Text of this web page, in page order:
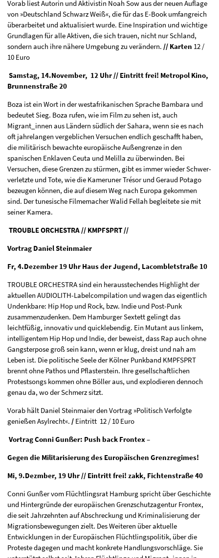
Vorab liest Autorin und Aktivistin Noah Sow aus der neuen Auflage
von »Deutschland Schwarz Weiß«, die für das E-Book umfangreich
überarbeitet und aktualisiert wurde. Eine Inspiration und wichtige
Grundlagen für alle Akti­ven, die sich trauen, nicht nur Schland,
sondern auch ihre nähere Umgebung zu verändern. // Karten 12 /
10 Euro
Samstag, 14.November, 12 Uhr // Eintritt frei! Metropol Kino,
Brunnenstraße 20
Boza ist ein Wort in der westafrikanischen Sprache Bambara und
bedeutet Sieg. Boza rufen, wie im Film zu sehen ist, auch
Migrant_innen aus Län­dern südlich der Sahara, wenn sie es nach
oft jahrelangen vergeblichen Versuchen endlich geschafft haben,
die militärisch bewachte europäische Außengrenze in den
spanischen Enklaven Ceuta und Melilla zu überwinden. Bei
Versuchen, diese Grenzen zu stürmen, gibt es immer wieder Schwer­
verletzte und Tote, wie die Kameruner Trésor und Geraud Potago
bezeugen können, die auf diesem Weg nach Europa gekommen
sind. Der tunesische Filmemacher Walid Fellah begleitete sie mit
seiner Kamera.
TROUBLE ORCHESTRA // KMPFSPRT //
Vortrag Daniel Steinmaier
Fr, 4.Dezember 19 Uhr Haus der Jugend, Lacombletstraße 10
TROUBLE ORCHESTRA sind ein herausstechendes Highlight der
aktuellen AUDIOLITH-Labelcompilation und wagen das eigentlich
Undenkbare: Hip Hop und Rock, bzw. Indie und Post-Punk
zusammenzudenken. Dem Hamburger Sextett gelingt das
leichtfüßig, innovativ und quicklebendig. Ein Mutant aus linkem,
intelligentem Hip Hop und Indie, der beweist, dass Rap auch ohne
Gangsterpose groß sein kann, wenn er klug, dreist und nah am
Leben ist. Die politische Seele der Kölner Punkband KMPFSPRT
brennt ohne Pathos und Pflasterstein. Ihre gesellschaftlichen
Protestsongs kommen ohne Böller aus, und explodieren dennoch
genau da, wo der Schmerz sitzt.
Vorab hält Daniel Steinmaier den Vortrag »Politisch Verfolgte
genießen Asylrecht«. / Eintritt 12 / 10 Euro
Vortrag Conni Gunßer: Push back Frontex –
Gegen die Militarisierung des Europäischen Grenzregimes!
Mi, 9.Dezmber, 19 Uhr // Eintritt frei! zakk, Fichtenstraße 40
Conni Gunßer vom Flüchtlingsrat Hamburg spricht über Geschichte
und Hintergründe der europäischen Grenzschutzagentur Frontex,
die seit Jahrzehnten auf Abschreckung und Kriminalisierung der
Migrationsbewe­gungen zielt. Des Weiteren über aktuelle
Entwicklungen in der Europäischen Flüchtlingspolitik, über die
Proteste dagegen und macht konkrete Handlungs­vorschläge. Sie